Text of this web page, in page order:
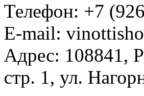
Телефон: +7
E-mail:
Адрес: 108841,
стр. 1, ул.